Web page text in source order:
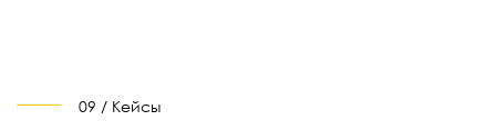
09 / Кейсы